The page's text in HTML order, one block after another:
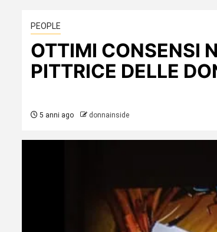
PEOPLE
OTTIMI CONSENSI
PITTRICE DELLE
5 anni ago donnainside